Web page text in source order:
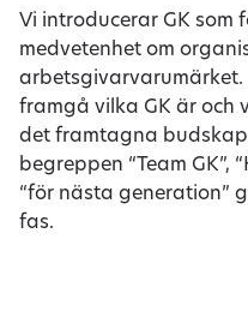
Vi introducerar GK
medvetenhet om
framgå vilka GK är och
det framtagna
begreppen “Team GK”,
“för nästa generation”
fas.